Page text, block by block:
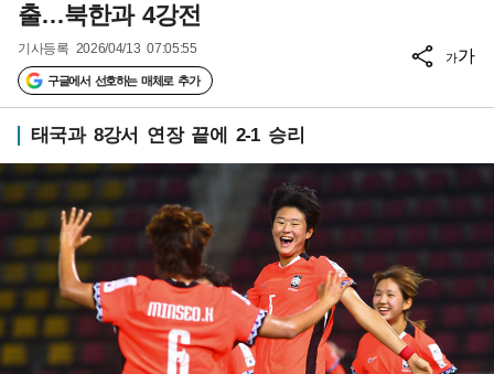
출…북한과 4강전
기사등록 2026/04/13 07:05:55
구글에서 선호하는 매체로 추가
가가
태국과 8강서 연장 끝에 2-1 승리